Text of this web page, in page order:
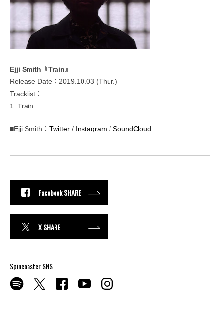
Ejji Smith『Train』
Release Date：2019.10.03 (Thur.)
Tracklist：
1. Train
■Ejji Smith： Twitter / Instagram / SoundCloud
Facebook SHARE
X SHARE
Spincoaster SNS